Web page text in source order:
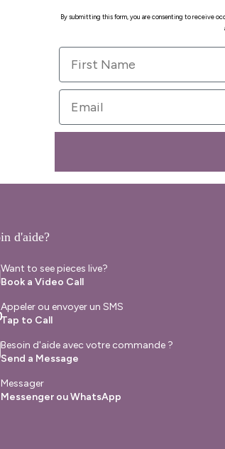
By submitting this form, you are consenting to receive
First Name
Email
d'aide?
Want to see pieces live?
Book a Video Call
Appeler ou envoyer un SMS
Tap to Call
Besoin d'aide avec votre commande ?
Send a Message
Messager
Messenger ou WhatsApp